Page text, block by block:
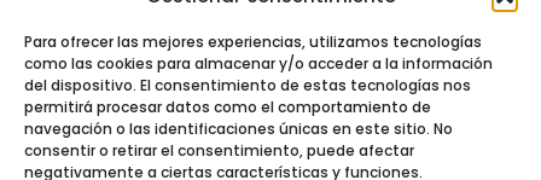
Para ofrecer las mejores experiencias, utilizamos tecnologías
como las cookies para almacenar y/o acceder a la información
del dispositivo. El consentimiento de estas tecnologías nos
permitirá procesar datos como el comportamiento de
navegación o las identificaciones únicas en este sitio. No
consentir o retirar el consentimiento, puede afectar
negativamente a ciertas características y funciones.
Instituto de Ciencias Forestales, INIA-CSIC
Ctra. de la Coruña km 7,5 - 28040 Madrid